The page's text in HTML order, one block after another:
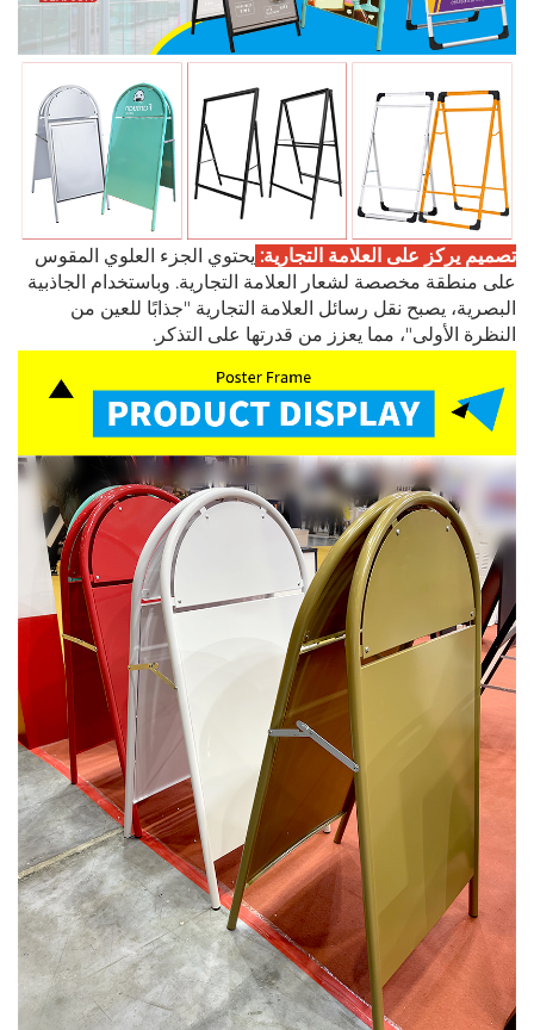
تصميم يركز على العلامة التجارية:يحتوي الجزء العلوي المقوس
على منطقة مخصصة لشعار العلامة التجارية. وباستخدام الجاذبية
البصرية، يصبح نقل رسائل العلامة التجارية "جذابًا للعين من
النظرة الأولى"، مما يعزز من قدرتها على التذكر.